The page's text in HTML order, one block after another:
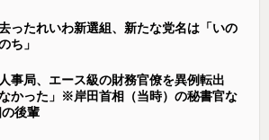
ったれいわ新選組、新たな党名は「いの
ち」
人事局、エース級の財務官僚を異例転出
かった」※岸田首相（当時）の秘書官な
後輩